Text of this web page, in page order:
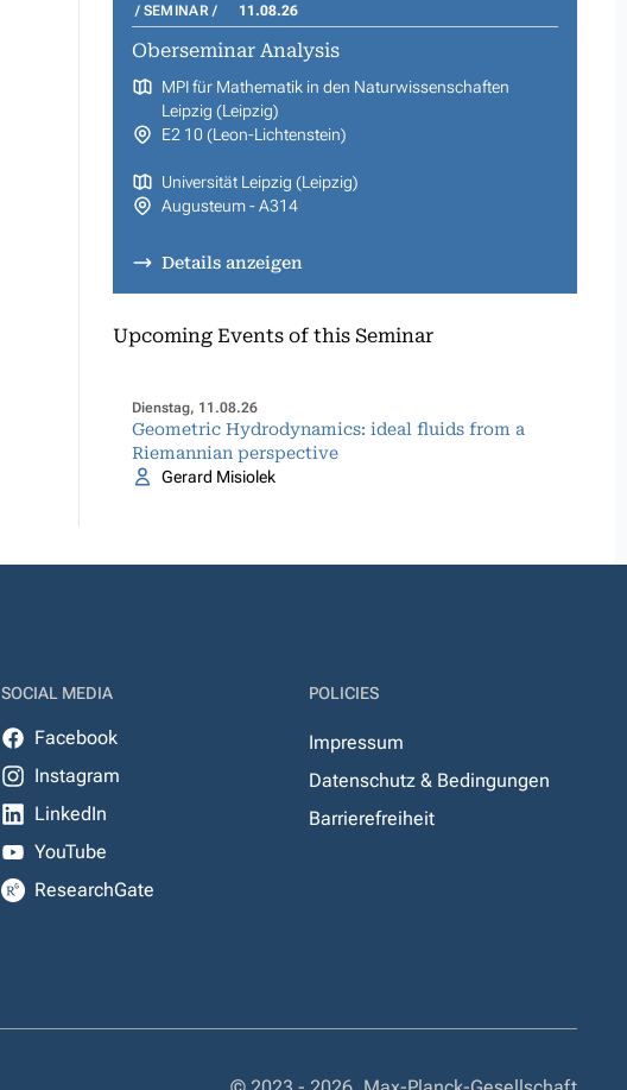
SEMINAR 11.08.26
Oberseminar Analysis
MPI für Mathematik in den Naturwissenschaften
Leipzig (Leipzig)
E2 10 (Leon-Lichtenstein)
Universität Leipzig (Leipzig)
Augusteum - A314
Details anzeigen
Upcoming Events of this Seminar
Dienstag, 11.08.26
Geometric Hydrodynamics: ideal fluids from a
Riemannian perspective
Gerard Misiolek
SOCIAL MEDIA
Facebook
Instagram
LinkedIn
YouTube
ResearchGate
POLICIES
Impressum
Datenschutz & Bedingungen
Barrierefreiheit